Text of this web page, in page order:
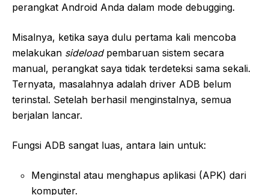
perangkat Android Anda dalam mode debugging.
Misalnya, ketika saya dulu pertama kali mencoba
melakukan sideloadpembaruan sistem secara
manual, perangkat saya tidak terdeteksi sama sekali.
Ternyata, masalahnya adalah driver ADB belum
terinstal. Setelah berhasil menginstalnya, semua
berjalan lancar.
Fungsi ADB sangat luas, antara lain untuk:
Menginstal atau menghapus aplikasi (APK) dari
komputer.